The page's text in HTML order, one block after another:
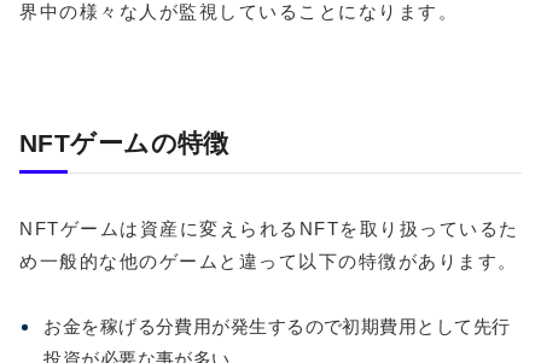
界中の様々な人が監視していることになります。
NFTゲームの特徴
NFTゲームは資産に変えられるNFTを取り扱っているた
め一般的な他のゲームと違って以下の特徴があります。
お金を稼げる分費用が発生するので初期費用として先行
投資が必要な事が多い